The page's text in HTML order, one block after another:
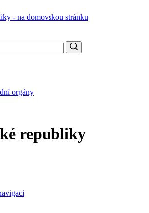
orgány
republiky